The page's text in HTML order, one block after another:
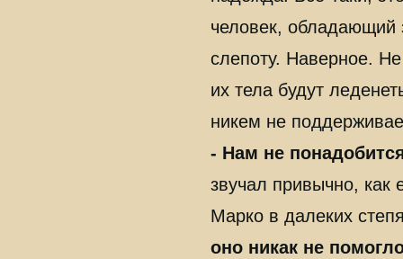
человек,
слепоту. Наверное.
их тела будут
никем не
- Нам не
звучал привычно, как
Марко в далеких
оно никак не